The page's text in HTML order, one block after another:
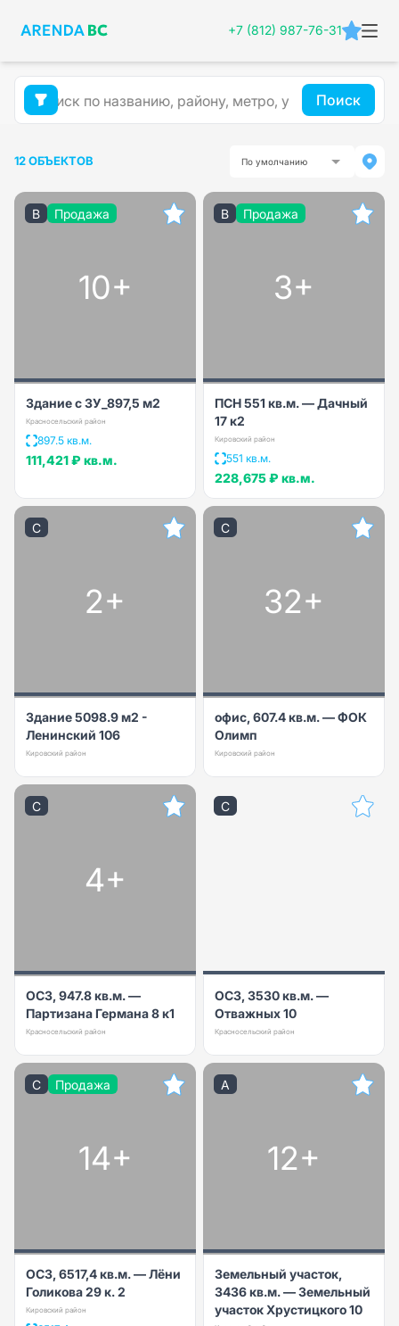
+7 (812) 987-76-31
Поиск
12 ОБЪЕКТОВ По умолчанию
B Продажа
10+
Здание с ЗУ_897,5 м2
Красносельский район
897.5 кв.м.
111,421 ₽ кв.м.
B Продажа
3+
ПСН 551 кв.м. — Дачный
17 к2
Кировский район
551 кв.м.
228,675 ₽ кв.м.
C
2+
Здание 5098.9 м2 -
Ленинский 106
Кировский район
C
32+
офис, 607.4 кв.м. — ФОК
Олимп
Кировский район
C
4+
ОСЗ, 947.8 кв.м. —
Партизана Германа 8 к1
Красносельский район
C
ОСЗ, 3530 кв.м. —
Отважных 10
Красносельский район
C Продажа
14+
ОСЗ, 6517,4 кв.м. — Лёни
Голикова 29 к. 2
Кировский район
A
12+
Земельный участок,
3436 кв.м. — Земельный
участок Хрустицкого 10